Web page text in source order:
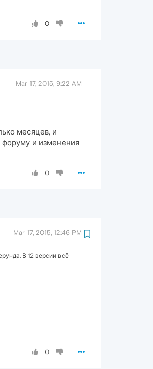
0
Mar 17, 2015, 9:22 AM
месяцев, и
форуму и изменения
0
Mar 17, 2015, 12:46 PM
В 12 версии всё
0